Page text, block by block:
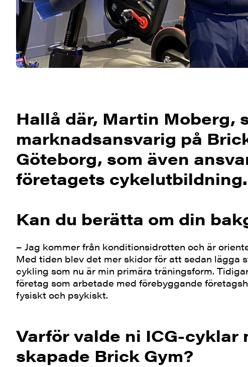
Hallå där, Martin Moberg,
marknadsansvarig på
Göteborg, som även
företagets cykelutbildning.
Kan du berätta om din
– Jag kommer från konditionsidrotten och är
Med tiden blev det mer skidor för att sedan lägga
cykling som nu är min primära träningsform.
företag som arbetade med förebyggande
fysiskt och psykiskt.
Varför valde ni ICG-cyklar
skapade Brick Gym?